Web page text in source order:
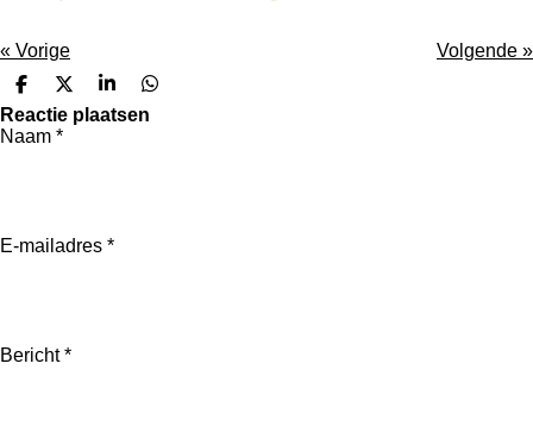
« Vorige Volgende »
D
e
l
e
D
e
e
S
h
D
e
Reactie plaatsen
Naam *
E-mailadres *
Bericht *